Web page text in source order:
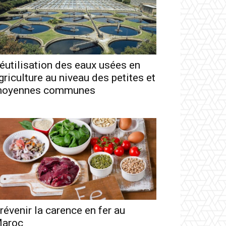
des eaux usées en
au niveau des petites et
communes
la carence en fer au